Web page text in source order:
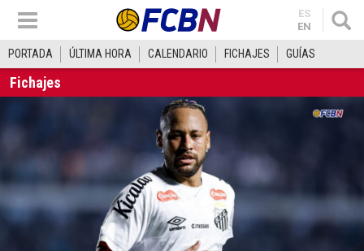
ES
EN
PORTADA ÚLTIMA HORA CALENDARIO FICHAJES GUÍAS
Fichajes